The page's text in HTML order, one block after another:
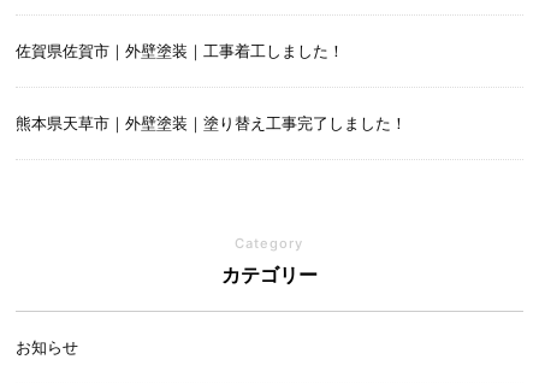
佐賀県佐賀市｜外壁塗装｜工事着工しました！
熊本県天草市｜外壁塗装｜塗り替え工事完了しました！
Category
カテゴリー
お知らせ